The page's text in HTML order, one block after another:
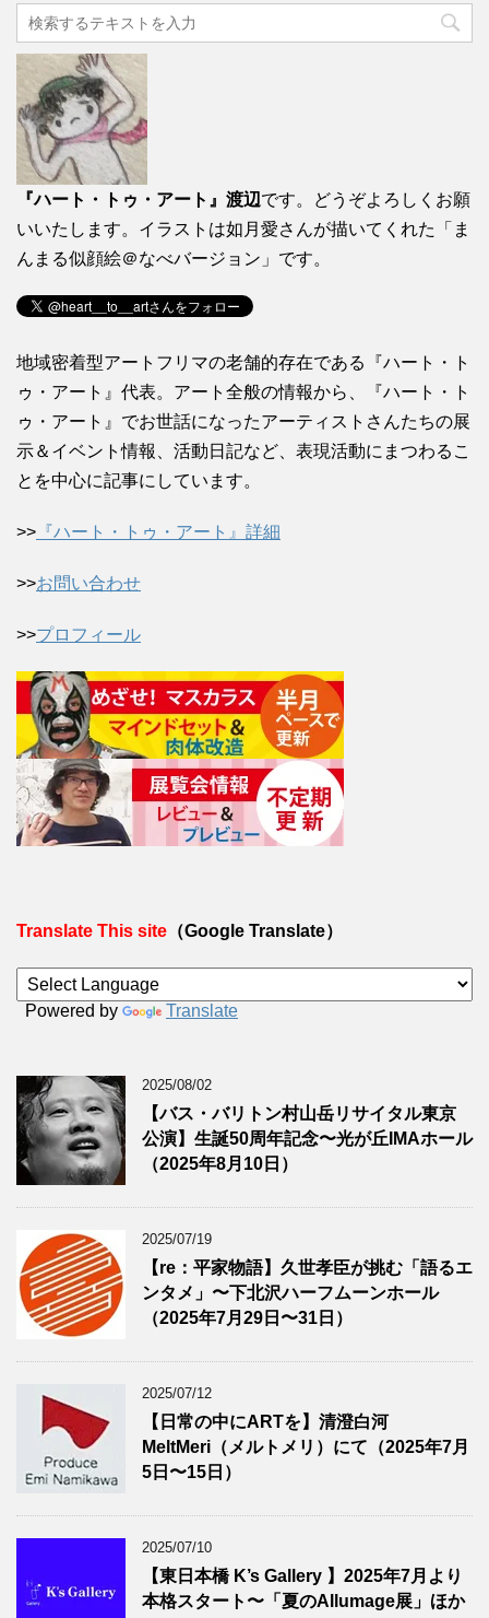
『ハート・トゥ・アート』渡辺です。どうぞよろしくお願
いいたします。イラストは如月愛さんが描いてくれた「ま
んまる似顔絵＠なべバージョン」です。
地域密着型アートフリマの老舗的存在である『ハート・ト
ゥ・アート』代表。アート全般の情報から、『ハート・ト
ゥ・アート』でお世話になったアーティストさんたちの展
示＆イベント情報、活動日記など、表現活動にまつわるこ
とを中心に記事にしています。
>> 『ハート・トゥ・アート』詳細
>>お問い合わせ
>>プロフィール
Translate This site （Google Translate）
Powered by Translate
2025/08/02
【バス・バリトン村山岳リサイタル東京
公演】生誕50周年記念〜光が丘IMAホール
（2025年8月10日）
2025/07/19
【re：平家物語】久世孝臣が挑む「語るエ
ンタメ」〜下北沢ハーフムーンホール
（2025年7月29日〜31日）
2025/07/12
【日常の中にARTを】清澄白河
MeltMeri（メルトメリ）にて（2025年7月
5日〜15日）
2025/07/10
【東日本橋 K’s Gallery 】2025年7月より
本格スタート〜「夏のAllumage展」ほか